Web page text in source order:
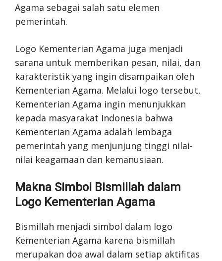
Agama sebagai salah satu elemen
pemerintah.
Logo Kementerian Agama juga menjadi
sarana untuk memberikan pesan, nilai, dan
karakteristik yang ingin disampaikan oleh
Kementerian Agama. Melalui logo tersebut,
Kementerian Agama ingin menunjukkan
kepada masyarakat Indonesia bahwa
Kementerian Agama adalah lembaga
pemerintah yang menjunjung tinggi nilai-
nilai keagamaan dan kemanusiaan.
Makna Simbol Bismillah dalam
Logo Kementerian Agama
Bismillah menjadi simbol dalam logo
Kementerian Agama karena bismillah
merupakan doa awal dalam setiap aktifitas